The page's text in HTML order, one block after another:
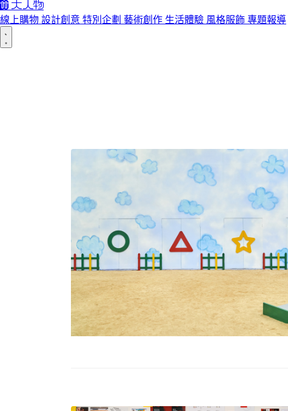
線上購物 設計創意 特別企劃 藝術創作 生活體驗 風格服飾 專題報導